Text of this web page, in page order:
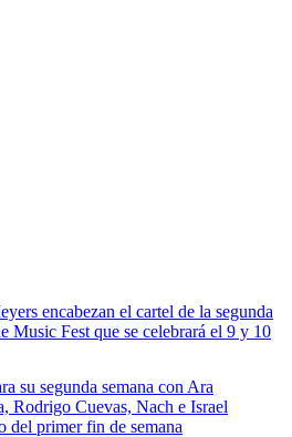
encabezan el cartel de la segunda
Music Fest que se celebrará el 9 y 10
su segunda semana con Ara
Rodrigo Cuevas, Nach e Israel
del primer fin de semana